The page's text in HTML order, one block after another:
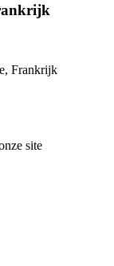
Frankrijk
site